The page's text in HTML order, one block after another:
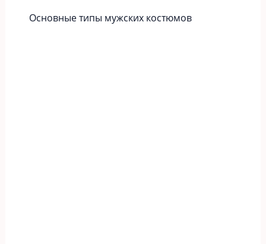
Основные типы мужских костюмов